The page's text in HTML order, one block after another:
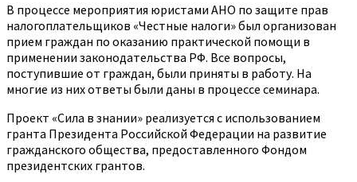
В процессе мероприятия юристами АНО по защите прав
налогоплательщиков «Честные налоги» был организован
прием граждан по оказанию практической‌ помощи в
применении законодательства РФ. Все вопросы,
поступившие от граждан, были приняты в работу. На
многие из них ответы были даны в процессе семинара.
Проект «Сила в знании» реализуется с использованием
гранта Президента Российской Федерации на развитие
гражданского общества, предоставленного Фондом
президентских грантов.